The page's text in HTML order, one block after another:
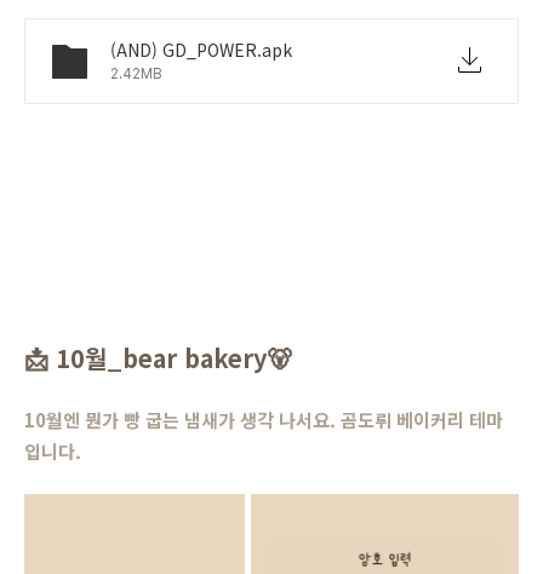
(AND) GD_POWER.apk
2.42MB
📩 10월_bear bakery🐻
10월엔 뭔가 빵 굽는 냄새가 생각 나서요. 곰도뤼 베이커리 테마
입니다.